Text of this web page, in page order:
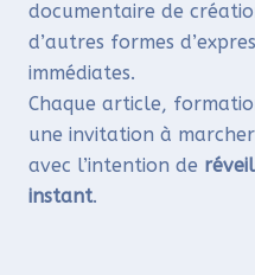
documentaire de
d’autres formes
immédiates.
Chaque article,
une invitation à
avec l’intention de
instant.